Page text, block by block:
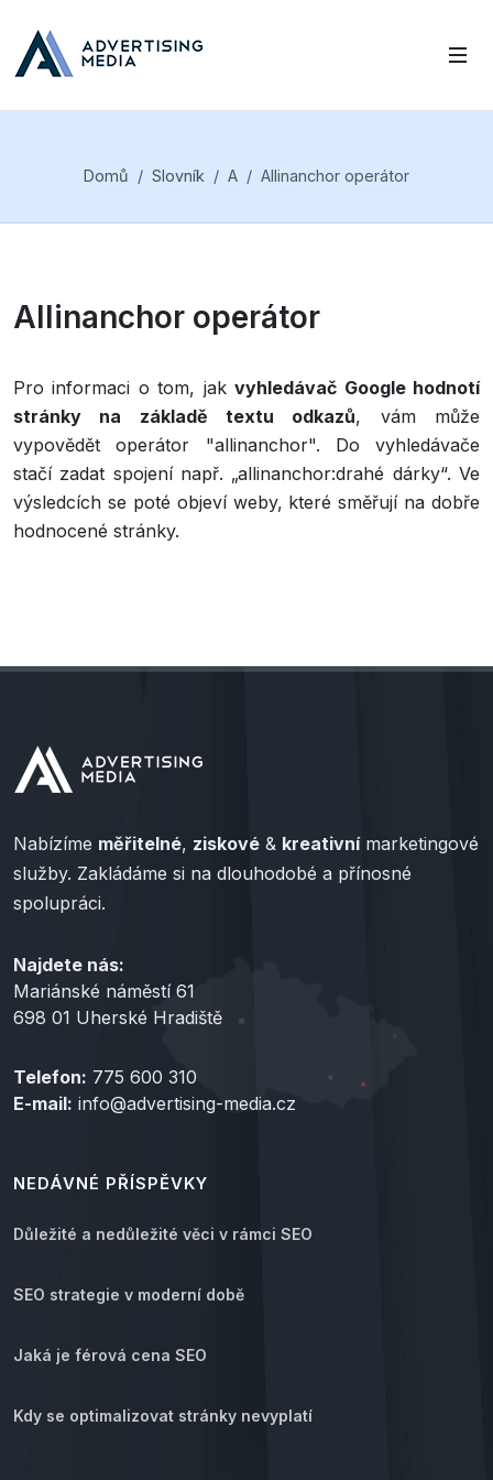
Domů Slovník A Allinanchor operátor
Allinanchor operátor
Pro informaci o tom, jakvyhledávač Google hodnotí
stránky na základě textu odkazů, vám může
vypovědět operátor "allinanchor". Do vyhledávače
stačí zadat spojení např. „allinanchor:drahé dárky“. Ve
výsledcích se poté objeví weby, které směřují na dobře
hodnocené stránky.
Nabízíme měřitelné, ziskové & kreativnímarketingové
služby. Zakládáme si na dlouhodobé a přínosné
spolupráci.
Najdete nás:
Mariánské náměstí 61
698 01 Uherské Hradiště
Telefon: 775 600 310
E-mail: info@advertising-media.cz
NEDÁVNÉ PŘÍSPĚVKY
Důležité a nedůležité věci v rámci SEO
SEO strategie v moderní době
Jaká je férová cena SEO
Kdy se optimalizovat stránky nevyplatí